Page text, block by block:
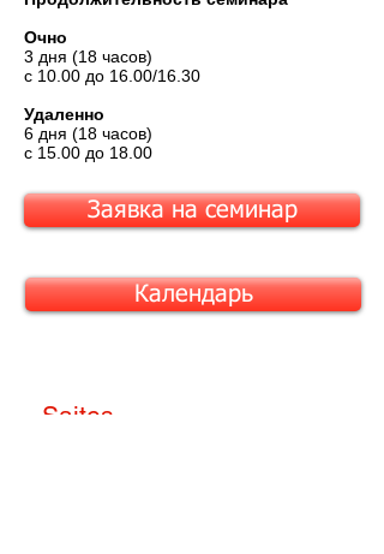
Очно
3 дня (18 часов)
c 10.00 до 16.00/16.30
Удаленно
6 дня (18 часов)
c 15.00 до 18.00
Заявка на семинар
Календарь
Saites